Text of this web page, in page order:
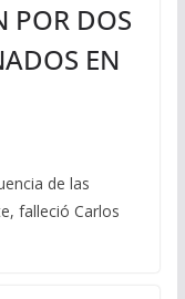
POR DOS
EN
de las
falleció Carlos